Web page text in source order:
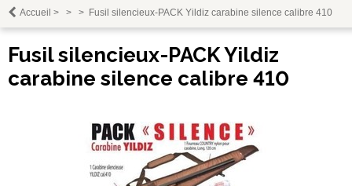
Accueil > > > Fusil silencieux-PACK Yildiz carabine silence calibre 410
Fusil silencieux-PACK Yildiz
carabine silence calibre 410